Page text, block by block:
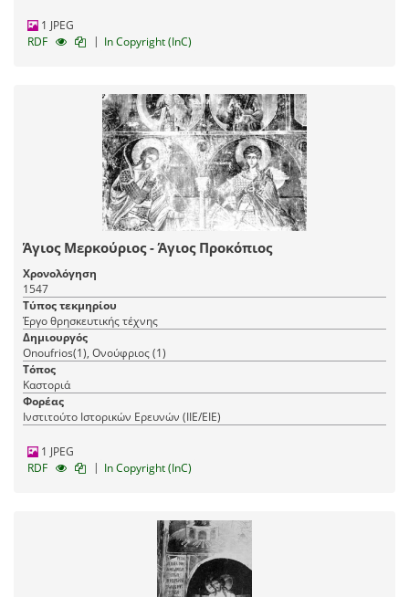
1 JPEG
RDF
| In Copyright (InC)
Άγιος Μερκούριος - Άγιος Προκόπιος
Χρονολόγηση
1547
Τύπος τεκμηρίου
Έργο θρησκευτικής τέχνης
Δημιουργός
Onoufrios(1), Ονούφριος (1)
Τόπος
Καστοριά
Φορέας
Ινστιτούτο Ιστορικών Ερευνών (ΙΙΕ/ΕΙΕ)
1 JPEG
RDF
| In Copyright (InC)